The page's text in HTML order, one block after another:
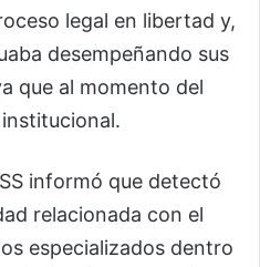
legal en libertad y,
desempeñando sus
que al momento del
informó que detectó
relacionada con el
especializados dentro